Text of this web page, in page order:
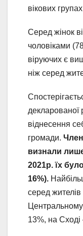
вікових
Cеред жінок
чоловіками
віруючих є
ніж серед
декларованої
віднесення
громади.
визнали
2021р. їх
16%).
серед жителів
13%, на